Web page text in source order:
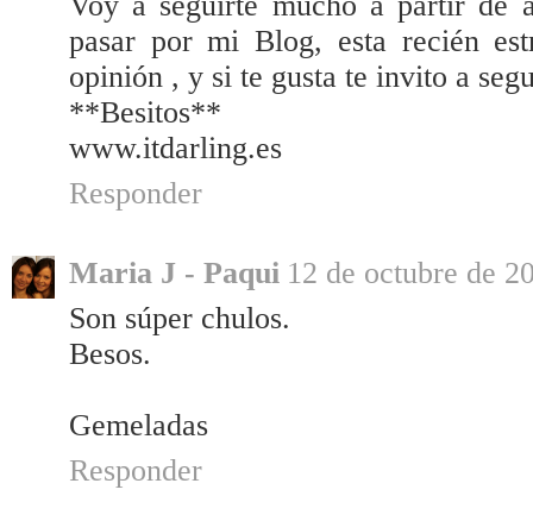
pasar por mi Blog, esta recién
opinión , y si te gusta te invito a
**Besitos**
www.itdarling.es
Responder
Maria J - Paqui 12 de octubre de
Son súper chulos.
Besos.
Gemeladas
Responder